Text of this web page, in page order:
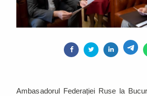
Ambasadorul Federației Ruse la